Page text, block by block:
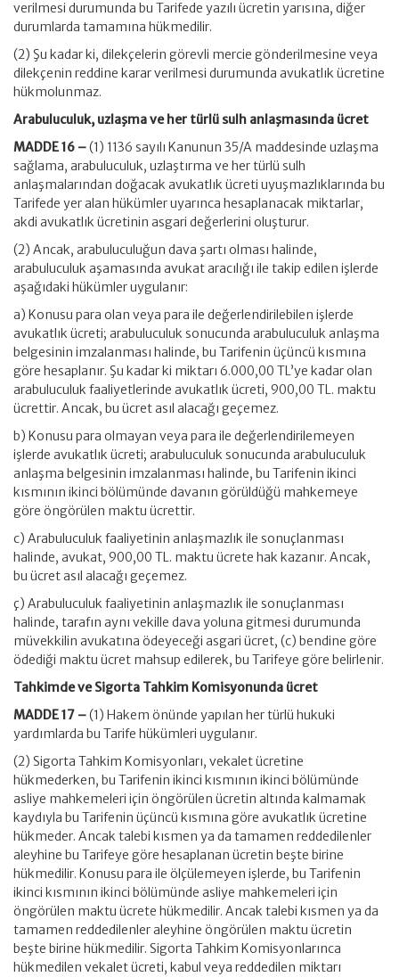
verilmesi durumunda bu Tarifede yazılı ücretin yarısına, diğer
durumlarda tamamına hükmedilir.
(2) Şu kadar ki, dilekçelerin görevli mercie gönderilmesine veya
dilekçenin reddine karar verilmesi durumunda avukatlık ücretine
hükmolunmaz.
Arabuluculuk, uzlaşma ve her türlü sulh anlaşmasında ücret
MADDE 16 –(1) 1136 sayılı Kanunun 35/A maddesinde uzlaşma
sağlama, arabuluculuk, uzlaştırma ve her türlü sulh
anlaşmalarından doğacak avukatlık ücreti uyuşmazlıklarında bu
Tarifede yer alan hükümler uyarınca hesaplanacak miktarlar,
akdi avukatlık ücretinin asgari değerlerini oluşturur.
(2) Ancak, arabuluculuğun dava şartı olması halinde,
arabuluculuk aşamasında avukat aracılığı ile takip edilen işlerde
aşağıdaki hükümler uygulanır:
a) Konusu para olan veya para ile değerlendirilebilen işlerde
avukatlık ücreti; arabuluculuk sonucunda arabuluculuk anlaşma
belgesinin imzalanması halinde, bu Tarifenin üçüncü kısmına
göre hesaplanır. Şu kadar ki miktarı 6.000,00 TL’ye kadar olan
arabuluculuk faaliyetlerinde avukatlık ücreti, 900,00 TL. maktu
ücrettir. Ancak, bu ücret asıl alacağı geçemez.
b) Konusu para olmayan veya para ile değerlendirilemeyen
işlerde avukatlık ücreti; arabuluculuk sonucunda arabuluculuk
anlaşma belgesinin imzalanması halinde, bu Tarifenin ikinci
kısmının ikinci bölümünde davanın görüldüğü mahkemeye
göre öngörülen maktu ücrettir.
c) Arabuluculuk faaliyetinin anlaşmazlık ile sonuçlanması
halinde, avukat, 900,00 TL. maktu ücrete hak kazanır. Ancak,
bu ücret asıl alacağı geçemez.
ç) Arabuluculuk faaliyetinin anlaşmazlık ile sonuçlanması
halinde, tarafın aynı vekille dava yoluna gitmesi durumunda
müvekkilin avukatına ödeyeceği asgari ücret, (c) bendine göre
ödediği maktu ücret mahsup edilerek, bu Tarifeye göre belirlenir.
Tahkimde ve Sigorta Tahkim Komisyonunda ücret
MADDE 17 –(1) Hakem önünde yapılan her türlü hukuki
yardımlarda bu Tarife hükümleri uygulanır.
(2) Sigorta Tahkim Komisyonları, vekalet ücretine
hükmederken, bu Tarifenin ikinci kısmının ikinci bölümünde
asliye mahkemeleri için öngörülen ücretin altında kalmamak
kaydıyla bu Tarifenin üçüncü kısmına göre avukatlık ücretine
hükmeder. Ancak talebi kısmen ya da tamamen reddedilenler
aleyhine bu Tarifeye göre hesaplanan ücretin beşte birine
hükmedilir. Konusu para ile ölçülemeyen işlerde, bu Tarifenin
ikinci kısmının ikinci bölümünde asliye mahkemeleri için
öngörülen maktu ücrete hükmedilir. Ancak talebi kısmen ya da
tamamen reddedilenler aleyhine öngörülen maktu ücretin
beşte birine hükmedilir. Sigorta Tahkim Komisyonlarınca
hükmedilen vekalet ücreti, kabul veya reddedilen miktarı